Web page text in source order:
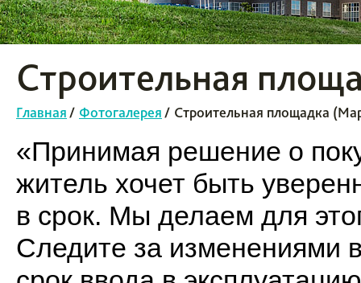
Строительная
Главная / Фотогалерея / Строительная площадка
«Принимая решение о
житель хочет быть
в срок. Мы делаем для
Следите за изменениями